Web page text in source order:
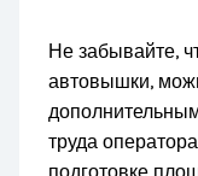
Не забывайте,
автовышки,
труда